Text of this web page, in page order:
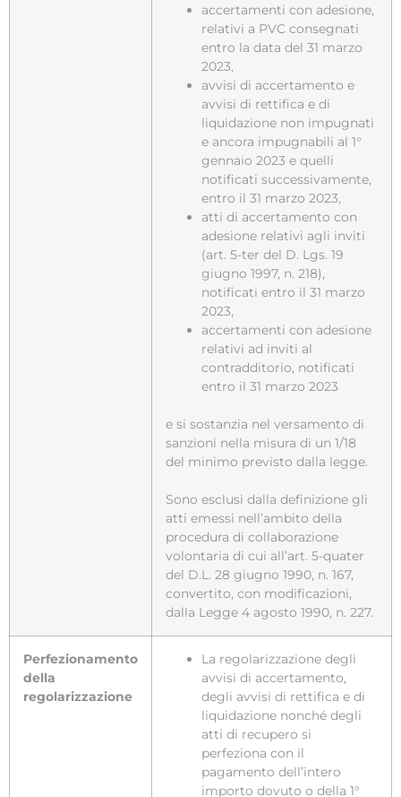
accertamenti con adesione,
relativi a PVC consegnati
entro la data del 31 marzo
2023,
avvisi di accertamento e
avvisi di rettifica e di
liquidazione non impugnati
e ancora impugnabili al 1°
gennaio 2023 e quelli
notificati successivamente,
entro il 31 marzo 2023,
atti di accertamento con
adesione relativi agli inviti
(art. 5-ter del D. Lgs. 19
giugno 1997, n. 218),
notificati entro il 31 marzo
2023,
accertamenti con adesione
relativi ad inviti al
contradditorio, notificati
entro il 31 marzo 2023
e si sostanzia nel versamento di
sanzioni nella misura di un 1/18
del minimo previsto dalla legge.
Sono esclusi dalla definizione gli
atti emessi nell’ambito della
procedura di collaborazione
volontaria di cui all’art. 5-quater
del D.L. 28 giugno 1990, n. 167,
convertito, con modificazioni,
dalla Legge 4 agosto 1990, n. 227.
Perfezionamento
della
regolarizzazione
La regolarizzazione degli
avvisi di accertamento,
degli avvisi di rettifica e di
liquidazione nonché degli
atti di recupero si
perfeziona con il
pagamento dell’intero
importo dovuto o della 1°